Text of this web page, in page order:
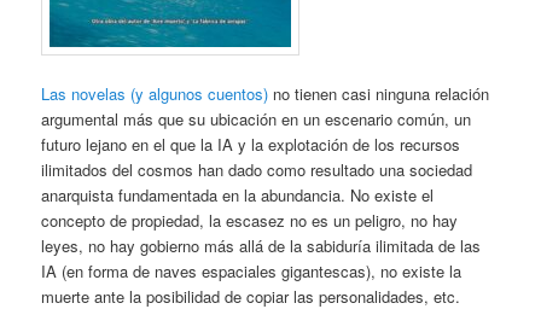
Las novelas (y algunos cuentos) no tienen casi ninguna relación
argumental más que su ubicación en un escenario común, un
futuro lejano en el que la IA y la explotación de los recursos
ilimitados del cosmos han dado como resultado una sociedad
anarquista fundamentada en la abundancia. No existe el
concepto de propiedad, la escasez no es un peligro, no hay
leyes, no hay gobierno más allá de la sabiduría ilimitada de las
IA (en forma de naves espaciales gigantescas), no existe la
muerte ante la posibilidad de copiar las personalidades, etc.